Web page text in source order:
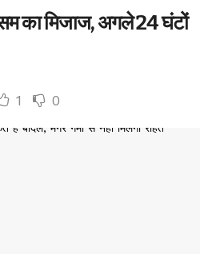
का मिजाज, अगले 24 घंटों
1 0